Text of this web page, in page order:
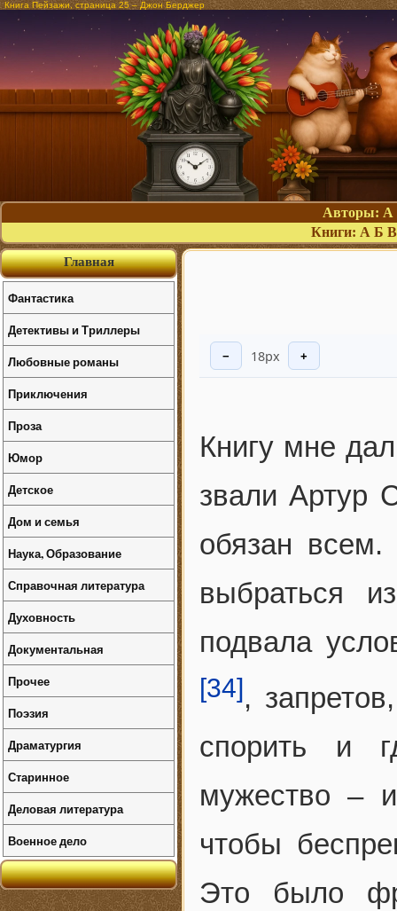
Книга Пейзажи, страница 25 – Джон Берджер
Авторы: А
Книги: А Б В
− 18px +
Книгу мне
звали Артур
обязан
выбраться
подвала
[34],
спорить и
мужество –
чтобы
Это было
Главная
Фантастика
Детективы и Триллеры
Любовные романы
Приключения
Проза
Юмор
Детское
Дом и семья
Наука, Образование
Справочная литература
Духовность
Документальная
Прочее
Поэзия
Драматургия
Старинное
Деловая литература
Военное дело